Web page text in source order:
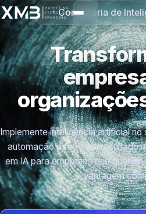
Consultoria de
Implemente inteligência artificial
automação e foco em resultado.
em IA para empresas que
vantagem